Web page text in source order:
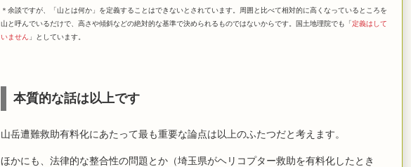
＊余談ですが、「山とは何か」を定義することはできないとされています。周囲と比べて相対的に高くなっているところを
山と呼んでいるだけで、高さや傾斜などの絶対的な基準で決められるものではないからです。国土地理院でも「定義はして
いません 」としています。
本質的な話は以上です
山岳遭難救助有料化にあたって最も重要な論点は以上のふたつだと考えます。
ほかにも、法律的な整合性の問題とか（埼玉県がヘリコプター救助を有料化したとき